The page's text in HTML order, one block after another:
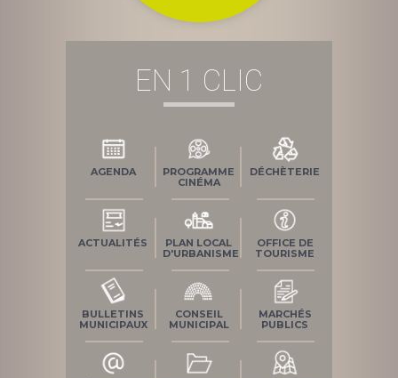
EN 1 CLIC
AGENDA
PROGRAMME
CINÉMA
DÉCHÈTERIE
ACTUALITÉS
PLAN LOCAL
D'URBANISME
OFFICE DE
TOURISME
BULLETINS
MUNICIPAUX
CONSEIL
MUNICIPAL
MARCHÉS
PUBLICS